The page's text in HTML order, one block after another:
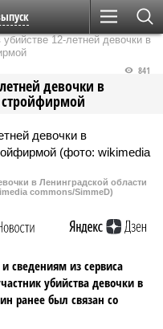
12-летней девочки в
девочки в
стройфирмой
841
в Ленинградской области
commons/SimmeD)
сведениям из сервиса
убийства девочки в
ранее был связан со